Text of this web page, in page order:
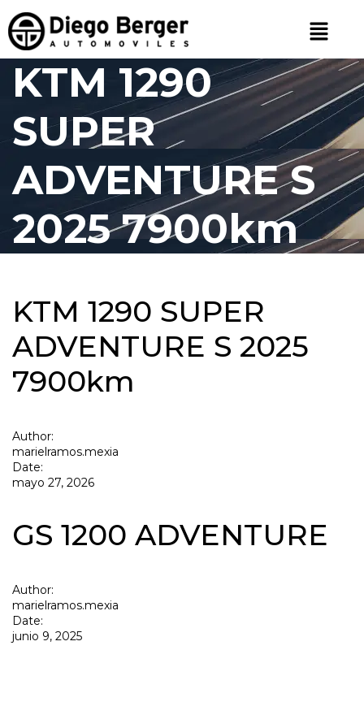
KTM 1290
SUPER
ADVENTURE S
2025 7900km
KTM 1290 SUPER
ADVENTURE S 2025
7900km
Author:
marielramos.mexia
Date:
mayo 27, 2026
GS 1200 ADVENTURE
Author:
marielramos.mexia
Date:
junio 9, 2025